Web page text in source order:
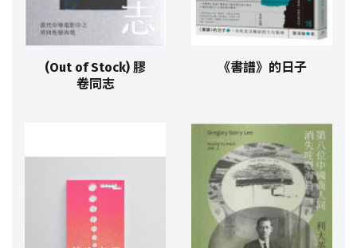
(Out of Stock) 膠
卷同志
《書譜》的日子